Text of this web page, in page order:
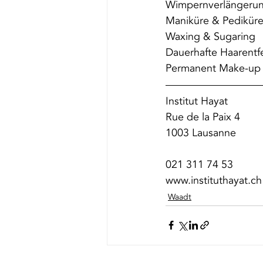
Maniküre & Pediküre
Waxing & Sugaring
Dauerhafte
Permanent Make-up
Institut Hayat
Rue de la Paix 4
1003 Lausanne
021 311 74 53
www.instituthayat.ch
Waadt